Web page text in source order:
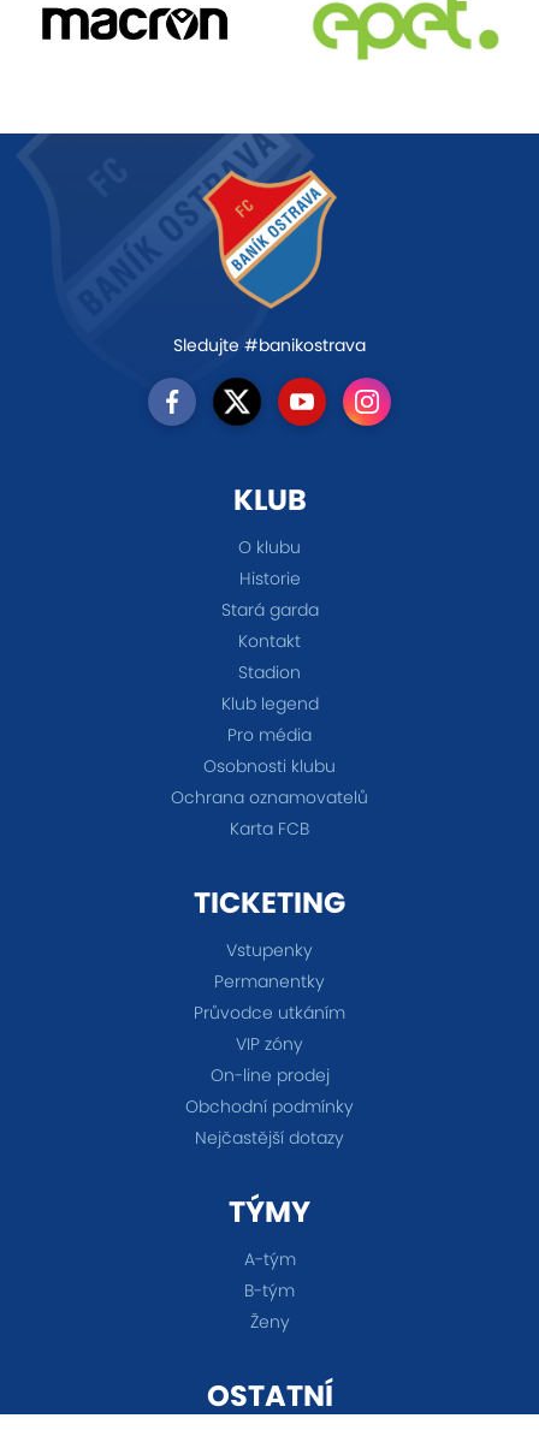
Sledujte #banikostrava
KLUB
O klubu
Historie
Stará garda
Kontakt
Stadion
Klub legend
Pro média
Osobnosti klubu
Ochrana oznamovatelů
Karta FCB
TICKETING
Vstupenky
Permanentky
Průvodce utkáním
VIP zóny
On-line prodej
Obchodní podmínky
Nejčastější dotazy
TÝMY
A-tým
B-tým
Ženy
OSTATNÍ